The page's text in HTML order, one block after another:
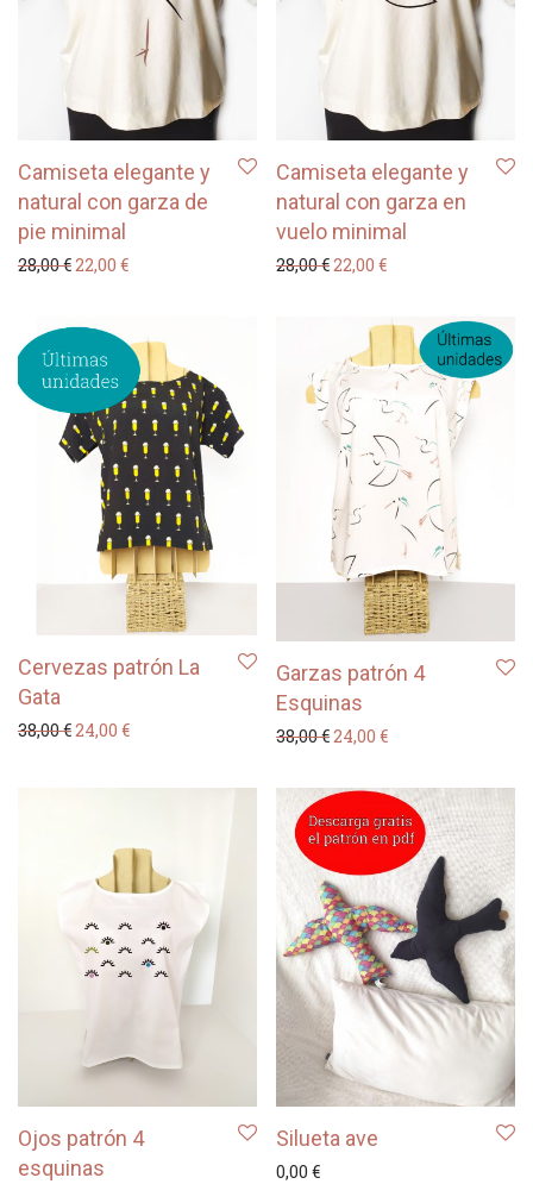
Camiseta elegante y
natural con garza de
pie minimal
28,00€El precio original era: 28,00 €.
22,00 €El precio actual es: 22,00 €.
Camiseta elegante y
natural con garza en
vuelo minimal
28,00€El precio original era:
22,00 €El precio actual
Cervezas patrón La
Gata
38,00€El precio original era: 38,00 €.
24,00 €El precio actual es: 24,00 €.
Garzas patrón 4
Esquinas
38,00€El precio original era:
24,00 €El precio actual
Ojos patrón 4
esquinas
Silueta ave
0,00 €